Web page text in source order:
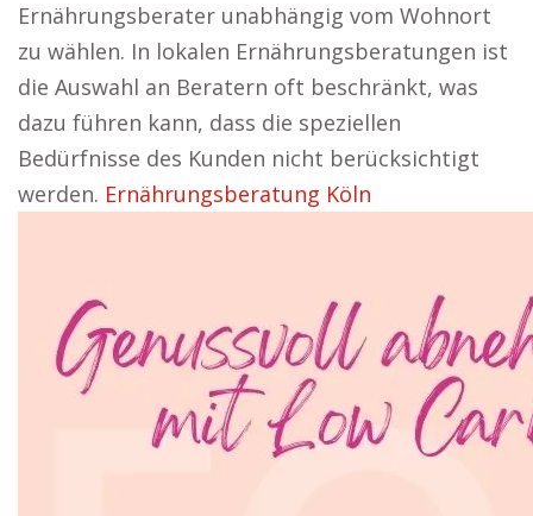
Ernährungsberater unabhängig vom Wohnort
zu wählen. In lokalen Ernährungsberatungen ist
die Auswahl an Beratern oft beschränkt, was
dazu führen kann, dass die speziellen
Bedürfnisse des Kunden nicht berücksichtigt
werden. Ernährungsberatung Köln